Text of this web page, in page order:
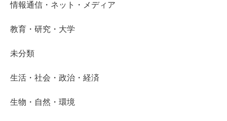
情報通信・ネット・メディア
教育・研究・大学
未分類
生活・社会・政治・経済
生物・自然・環境